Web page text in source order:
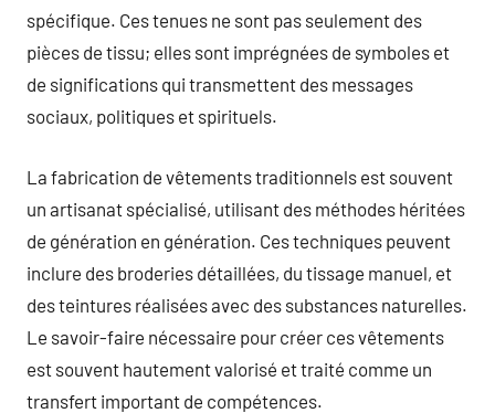
spécifique. Ces tenues ne sont pas seulement des
pièces de tissu; elles sont imprégnées de symboles et
de significations qui transmettent des messages
sociaux, politiques et spirituels.
La fabrication de vêtements traditionnels est souvent
un artisanat spécialisé, utilisant des méthodes héritées
de génération en génération. Ces techniques peuvent
inclure des broderies détaillées, du tissage manuel, et
des teintures réalisées avec des substances naturelles.
Le savoir-faire nécessaire pour créer ces vêtements
est souvent hautement valorisé et traité comme un
transfert important de compétences.